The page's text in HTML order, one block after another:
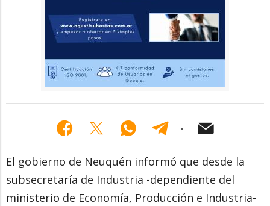
El gobierno de Neuquén informó que desde la
subsecretaría de Industria -dependiente del
ministerio de Economía, Producción e Industria-